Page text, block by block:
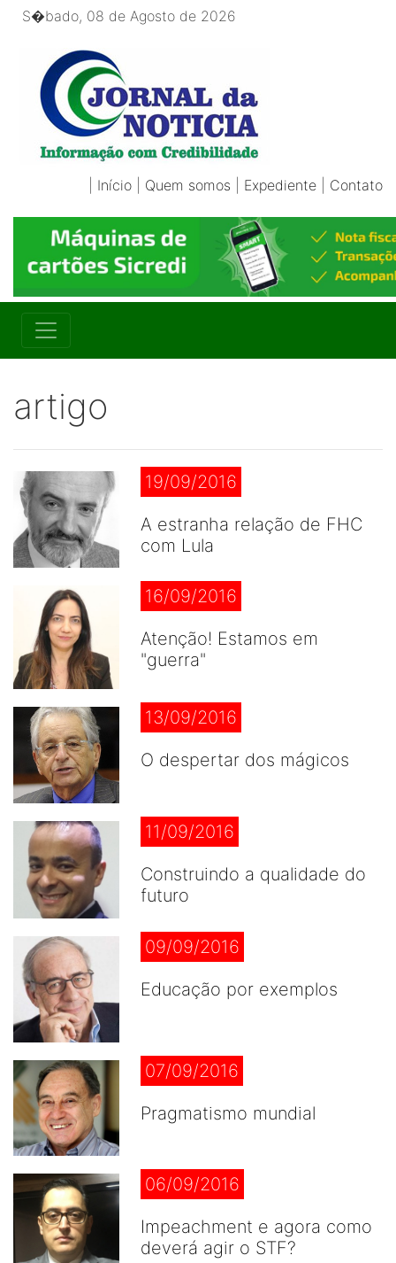
S�bado, 08 de Agosto de 2026
Início Quem somos Expediente Contato
artigo
19/09/2016
A estranha relação de FHC
com Lula
16/09/2016
Atenção! Estamos em
"guerra"
13/09/2016
O despertar dos mágicos
11/09/2016
Construindo a qualidade do
futuro
09/09/2016
Educação por exemplos
07/09/2016
Pragmatismo mundial
06/09/2016
Impeachment e agora como
deverá agir o STF?